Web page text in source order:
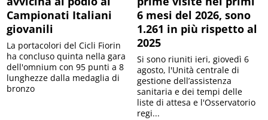
Campionati Italiani
giovanili
La portacolori del Cicli Fiorin
ha concluso quinta nella gara
dell'omnium con 95 punti a 8
lunghezze dalla medaglia di
bronzo
6 mesi del 2026, sono
1.261 in più rispetto al
2025
Si sono riuniti ieri, giovedì 6
agosto, l'Unità centrale di
gestione dell’assistenza
sanitaria e dei tempi delle
liste di attesa e l'Osservatorio
regi...